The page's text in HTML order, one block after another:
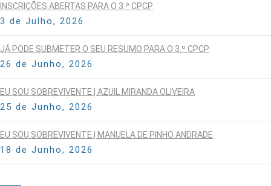
INSCRIÇÕES ABERTAS PARA O 3.º CPCP
3 de Julho, 2026
JÁ PODE SUBMETER O SEU RESUMO PARA O 3.º CPCP
26 de Junho, 2026
EU SOU SOBREVIVENTE | AZUIL MIRANDA OLIVEIRA
25 de Junho, 2026
EU SOU SOBREVIVENTE | MANUELA DE PINHO ANDRADE
18 de Junho, 2026